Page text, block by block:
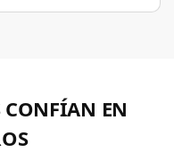
CONFÍAN EN